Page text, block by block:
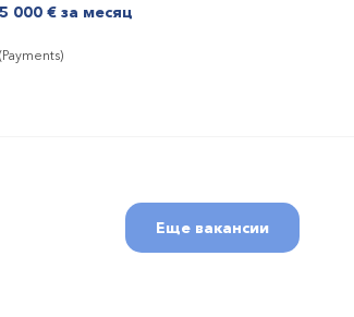
000 € за месяц
Еще вакансии